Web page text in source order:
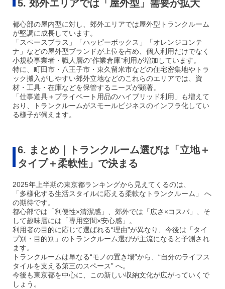
5. 郊外エリアでは「屋外型」需要が拡大
都心部の屋内型に対し、郊外エリアでは屋外型トランクルーム
が堅調に成長しています。
「スペースプラス」「ハッピーボックス」「オレンジコンテ
ナ」などの屋外型ブランドが上位を占め、個人利用だけでなく
小規模事業者・職人層の“作業倉庫”利用が増加しています。
特に、町田市・八王子市・東久留米市などの住宅密集地やトラ
ック搬入がしやすい郊外立地などのこれらのエリアでは、資
材・工具・在庫などを保管するニーズが顕著。
「仕事道具＋プライベート用品のハイブリッド利用」も増えて
おり、トランクルームがスモールビジネスのインフラ化してい
る様子が伺えます。
6. まとめ｜トランクルーム選びは「立地＋
タイプ＋柔軟性」で決まる
2025年上半期の東京都ランキングから見えてくるのは、
「多様化する生活スタイルに応える柔軟なトランクルーム」 へ
の期待です。
都心部では「利便性×清潔感」、郊外では「広さ×コスパ」、そ
して趣味層には「専用空間×安心感」。
利用者の目的に応じて選ばれる“理由”が異なり、今後は「タイ
プ別・目的別」のトランクルーム選びが主流になると予測され
ます。
トランクルームは単なる“モノの置き場”から、“自分のライフス
タイルを支える第三のスペース” へ。
今後も東京都を中心に、この新しい収納文化が広がっていくで
しょう。